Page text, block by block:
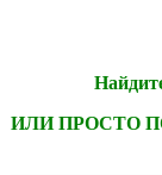
ИЛИ ПРОСТО